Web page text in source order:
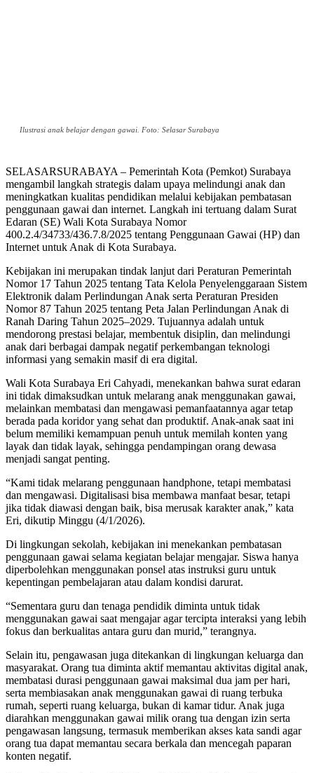
Ilustrasi anak belajar dengan gawai. Foto: Selasar Surabaya
SELASARSURABAYA – Pemerintah Kota (Pemkot) Surabaya
mengambil langkah strategis dalam upaya melindungi anak dan
meningkatkan kualitas pendidikan melalui kebijakan pembatasan
penggunaan gawai dan internet. Langkah ini tertuang dalam Surat
Edaran (SE) Wali Kota Surabaya Nomor
400.2.4/34733/436.7.8/2025 tentang Penggunaan Gawai (HP) dan
Internet untuk Anak di Kota Surabaya.
Kebijakan ini merupakan tindak lanjut dari Peraturan Pemerintah
Nomor 17 Tahun 2025 tentang Tata Kelola Penyelenggaraan Sistem
Elektronik dalam Perlindungan Anak serta Peraturan Presiden
Nomor 87 Tahun 2025 tentang Peta Jalan Perlindungan Anak di
Ranah Daring Tahun 2025–2029. Tujuannya adalah untuk
mendorong prestasi belajar, membentuk disiplin, dan melindungi
anak dari berbagai dampak negatif perkembangan teknologi
informasi yang semakin masif di era digital.
Wali Kota Surabaya Eri Cahyadi, menekankan bahwa surat edaran
ini tidak dimaksudkan untuk melarang anak menggunakan gawai,
melainkan membatasi dan mengawasi pemanfaatannya agar tetap
berada pada koridor yang sehat dan produktif. Anak-anak saat ini
belum memiliki kemampuan penuh untuk memilah konten yang
layak dan tidak layak, sehingga pendampingan orang dewasa
menjadi sangat penting.
“Kami tidak melarang penggunaan handphone, tetapi membatasi
dan mengawasi. Digitalisasi bisa membawa manfaat besar, tetapi
jika tidak diawasi dengan baik, bisa merusak karakter anak,” kata
Eri, dikutip Minggu (4/1/2026).
Di lingkungan sekolah, kebijakan ini menekankan pembatasan
penggunaan gawai selama kegiatan belajar mengajar. Siswa hanya
diperbolehkan menggunakan ponsel atas instruksi guru untuk
kepentingan pembelajaran atau dalam kondisi darurat.
“Sementara guru dan tenaga pendidik diminta untuk tidak
menggunakan gawai saat mengajar agar tercipta interaksi yang lebih
fokus dan berkualitas antara guru dan murid,” terangnya.
Selain itu, pengawasan juga ditekankan di lingkungan keluarga dan
masyarakat. Orang tua diminta aktif memantau aktivitas digital anak,
membatasi durasi penggunaan gawai maksimal dua jam per hari,
serta membiasakan anak menggunakan gawai di ruang terbuka
rumah, seperti ruang keluarga, bukan di kamar tidur. Anak juga
diarahkan menggunakan gawai milik orang tua dengan izin serta
pengawasan langsung, termasuk memberikan akses kata sandi agar
orang tua dapat memantau secara berkala dan mencegah paparan
konten negatif.